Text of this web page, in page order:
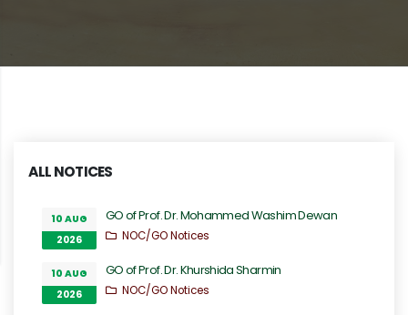
ALL NOTICES
10 AUG
2026
GO of Prof. Dr. Mohammed Washim Dewan
NOC/GO Notices
10 AUG
2026
GO of Prof. Dr. Khurshida Sharmin
NOC/GO Notices